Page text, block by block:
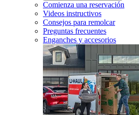
Comienza una reservación
Videos instructivos
Consejos para remolcar
Preguntas frecuentes
Enganches y accesorios